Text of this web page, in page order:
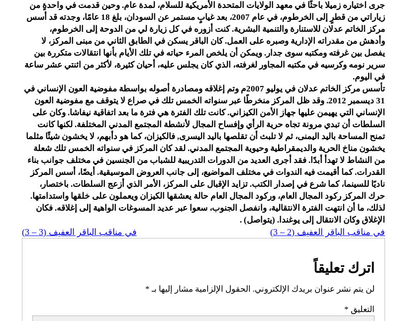
جرى اختياره زميلا باحثًا في معهد الولايات المتحدة الأمريكية للسلام، لمدة عام. وحين قدمت في واحدةٍ من
زياراتي من قطرٍ إلى الخرطوم، في عام 2007، بعد غيابٍ مستمر عن السودان، بلغ 18 عامًا، وجدته قد أسس
مركز الخاتم عدلان للاستنارة والتنمية البشرية. كنت أزوره في كل زيارة لي من الدوحة إلى الخرطوم،
وأدهش من مقدراته الإدارية وصبره على العمل. كان الباقر يسكن في الطابق الثاني من مبنى المركز، لا
يفصل بين غرفته ومكتبه سوى جدار. ويمكن أن يلخص المرء حياته في تلك الأيام بأنها انتقالات متكررة بين
سرير نومه وكرسيه في مكتبه المجاور لغرفته، الذي كان يجلس عليه، أحيان كثيرة، لأكثر من اثنتي عشر ساعة
في اليوم.
تأسس مركز الخاتم عدلان في يوليو 2007م وتم إغلاقه ومصادرة أصوله بواسطة مفوضية العون الإنساني في
31 ديسمبر 2012. وقد ظل المركز منخرطًا عبر سنواته الخمس تلك في صراع لا يتوقف مع مفوضية العون
الإنساني التي يهيمن عليها جهاز الأمن الكيزاني. كانت تلك الفترة هي فترة ما بعد اتفاقية نيفاشا. وكان على
السلطات أن تبدي مرونة تجاه حرية الرأي وإفساح المجال لأنشطة المجتمع المدني المختلفة. لكنها كانت
تمنح المساحة باليد اليمنى، ثم لا تلبث أن تقلصها باليد اليسرى, فالكيزان، كما هو دأبهم، لا يخشون شيئًا مثلما
يخشون مناخ الحرية والديمقراطية وحيوية المجتمع المدني. لقد كان المركز في سنواته الخمس تلك شعلة
من النشاط لا تهدأ أبدًا. فقد أجرى العديد من الدورات التدريبية للشباب من الجنسين في مختلف جوانب بناء
القدرات. كما أقيمت فيه الندوات في مختلف المواضيع، إلى جانب العروض الموسيقية. أيضًا، أسس المركز
ناديًا للسينما، كما شرع في إصدار الكتب. تزايد الإقبال على المركز، الأمر الذي أزعج السلطات. باختصار،
حرك المركز ركود المجال العام، وركود المجال العام حالة يعشقها الكيزان ويعملون على خلقها واستدامتها.
لذلك، ما أن انتهت الفترة الانتقالية، وانفصل الجنوب، سعوا عبر عديد المسوغات الواهية إلى إغلاقه. فكان
الإغلاق وكان الانتقال إلى يوغندا. (يتواصل) .
في مناقب الباقر العفيف (2 – 3) في مناقب الباقر العفيف (3 – 3)
اترك تعليقاً
لن يتم نشر عنوان بريدك الإلكتروني. الحقول الإلزامية مشار إليها بـ *
التعليق *